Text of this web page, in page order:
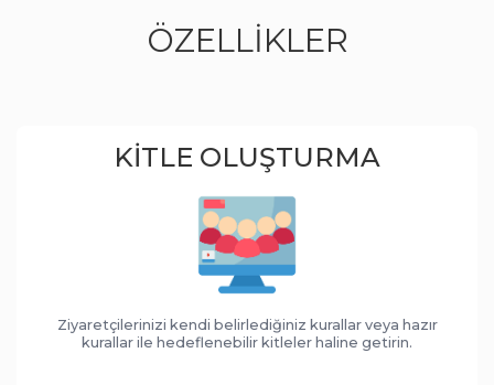
ÖZELLIKLER
KITLE OLUŞTURMA
Ziyaretçilerinizi kendi belirlediğiniz kurallar veya hazır
kurallar ile hedeflenebilir kitleler haline getirin.